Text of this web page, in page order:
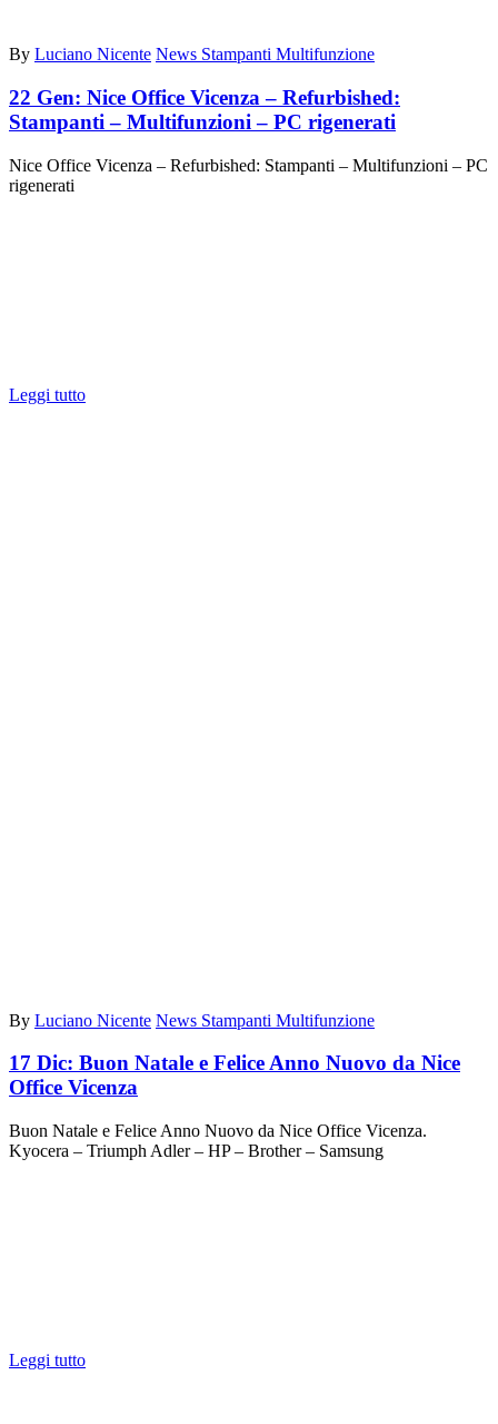
By Luciano Nicente News Stampanti Multifunzione
22 Gen: Nice Office Vicenza – Refurbished:
Stampanti – Multifunzioni – PC rigenerati
Nice Office Vicenza – Refurbished: Stampanti – Multifunzioni – PC
rigenerati
Leggi tutto
By Luciano Nicente News Stampanti Multifunzione
17 Dic: Buon Natale e Felice Anno Nuovo da Nice
Office Vicenza
Buon Natale e Felice Anno Nuovo da Nice Office Vicenza.
Kyocera – Triumph Adler – HP – Brother – Samsung
Leggi tutto